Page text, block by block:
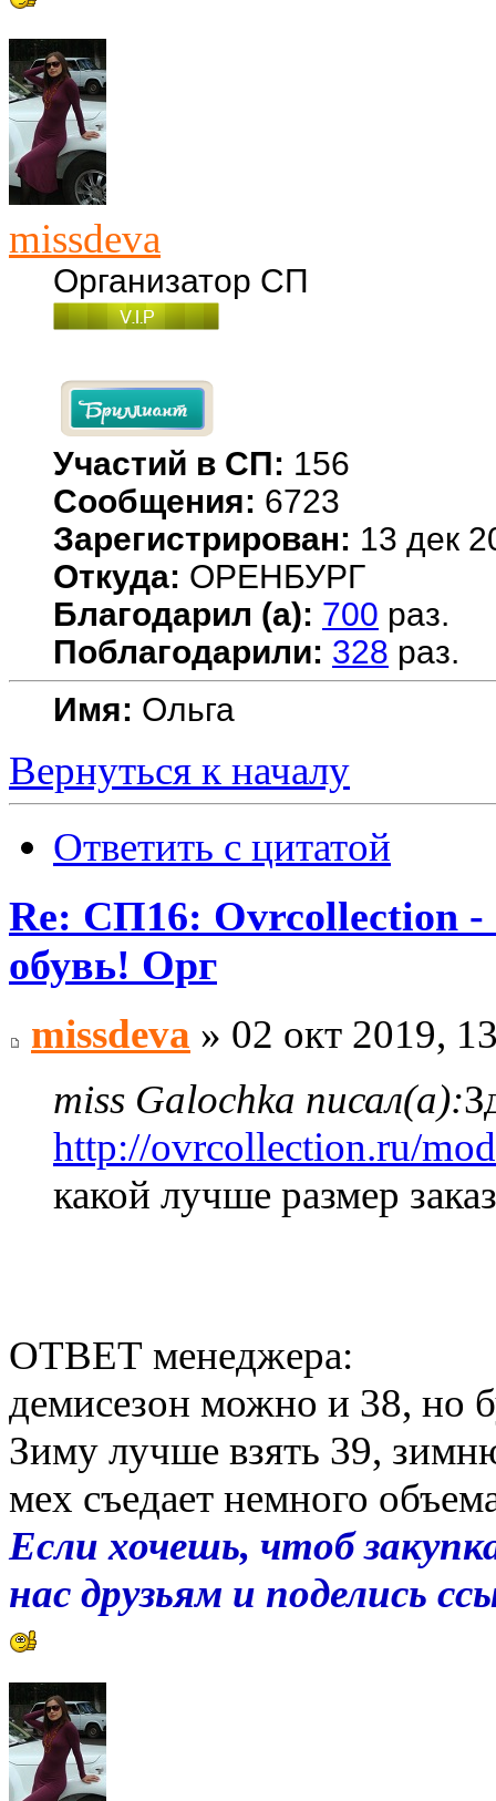
missdeva
Организатор СП
Участий в СП: 156
Сообщения: 6723
Зарегистрирован: 13 дек
Откуда: ОРЕНБУРГ
Благодарил (а): 700 раз.
Поблагодарили: 328 раз.
Имя: Ольга
Вернуться к началу
Ответить с цитатой
Re: СП16:
обувь! Орг
missdeva » 02 окт 2019,
miss Galochka писал(а):
http://ovrcollection.ru/
какой лучше размер
ОТВЕТ менеджера:
демисезон можно и 38, но
Зиму лучше взять 39,
мех съедает немного
Если хочешь, чтоб
нас друзьям и поделись